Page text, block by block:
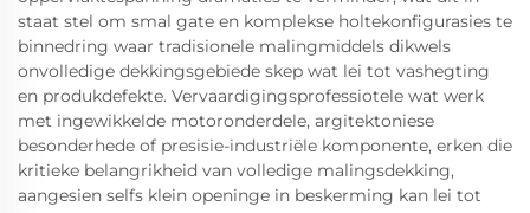
staat stel om smal gate en komplekse holtekonfigurasies te
binnedring waar tradisionele malingmiddels dikwels
onvolledige dekkingsgebiede skep wat lei tot vashegting
en produkdefekte. Vervaardigingsprofessiotele wat werk
met ingewikkelde motoronderdele, argitektoniese
besonderhede of presisie-industriële komponente, erken die
kritieke belangrikheid van volledige malingsdekking,
aangesien selfs klein openinge in beskerming kan lei tot